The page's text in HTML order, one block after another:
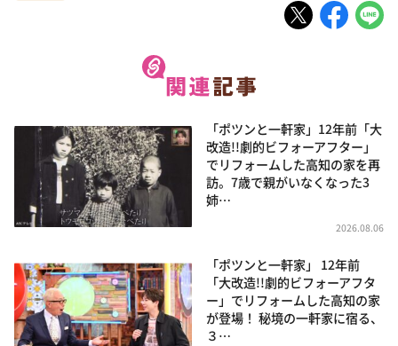
「ポツンと一軒家」12年前「大
改造!!劇的ビフォーアフター」
でリフォームした高知の家を再
訪。7歳で親がいなくなった3
姉…
2026.08.06
「ポツンと一軒家」 12年前
「大改造!!劇的ビフォーアフタ
ー」でリフォームした高知の家
が登場！ 秘境の一軒家に宿る、
３…